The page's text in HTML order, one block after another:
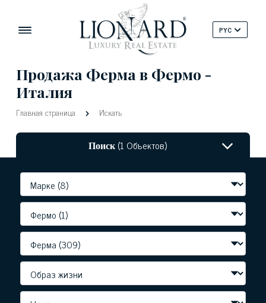
PYC
Продажа Ферма в Фермо -
Италия
Главная страница Искать
Поиск(1 Объектов)